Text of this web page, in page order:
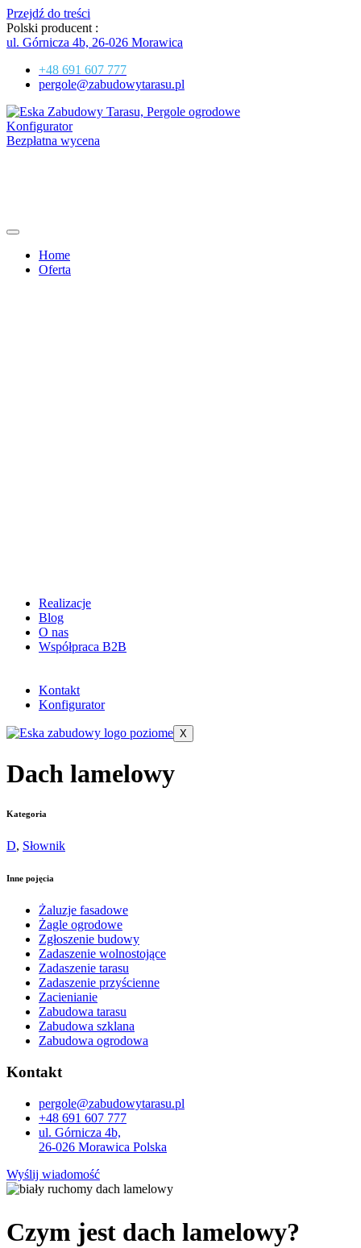
Przejdź do treści
Polski producent :
ul. Górnicza 4b, 26-026 Morawica
+48 691 607 777
pergole@zabudowytarasu.pl
Konfigurator
Bezpłatna wycena
Home
Oferta
Realizacje
Blog
O nas
Współpraca B2B
Kontakt
Konfigurator
X
Dach lamelowy
Kategoria
D, Słownik
Inne pojęcia
Żaluzje fasadowe
Żagle ogrodowe
Zgłoszenie budowy
Zadaszenie wolnostojące
Zadaszenie tarasu
Zadaszenie przyścienne
Zacienianie
Zabudowa tarasu
Zabudowa szklana
Zabudowa ogrodowa
Kontakt
pergole@zabudowytarasu.pl
+48 691 607 777
ul. Górnicza 4b,
26-026 Morawica Polska
Wyślij wiadomość
Czym jest dach lamelowy?